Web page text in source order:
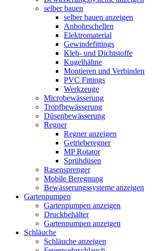
selber bauen
selber bauen anzeigen
Anbohrschellen
Elektromaterial
Gewindefittings
Kleb- und Dichtstoffe
Kugelhähne
Montieren und Verbinden
PVC Fittings
Werkzeuge
Microbewässerung
Tropfbewässerung
Düsenbewässerung
Regner
Regner anzeigen
Getrieberegner
MP Rotator
Sprühdüsen
Rasensprenger
Mobile Beregnung
Bewässerungssysteme anzeigen
Gartenpumpen
Gartenpumpen anzeigen
Druckbehälter
Gartenpumpen anzeigen
Schläuche
Schläuche anzeigen